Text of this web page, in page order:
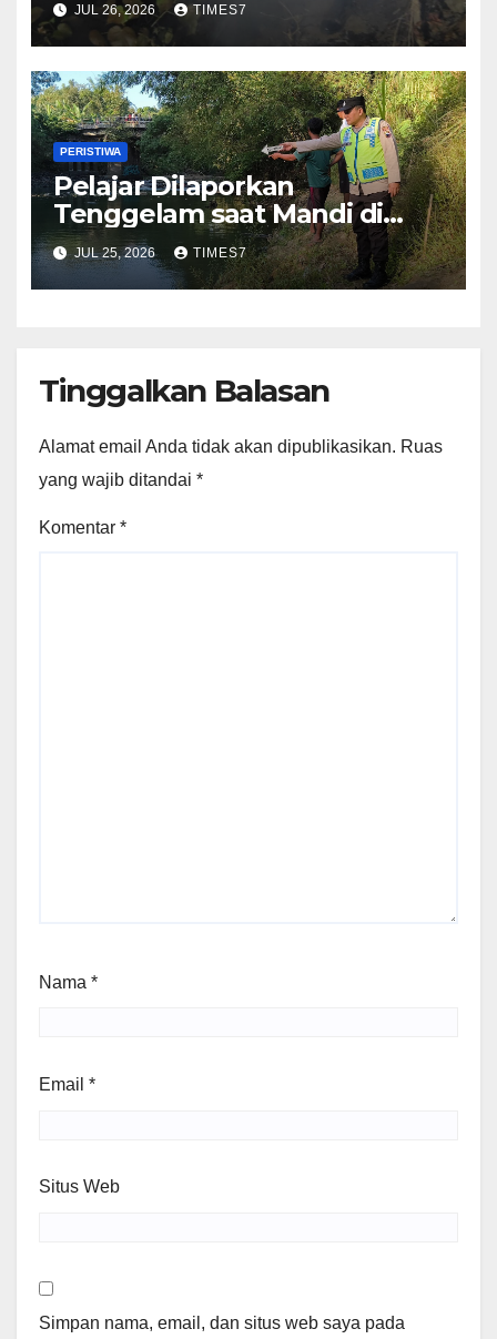
Masih Diselidiki
JUL 26, 2026 TIMES7
PERISTIWA
Pelajar Dilaporkan
Tenggelam saat Mandi di
Sungai Kedungbener
Kebumen
JUL 25, 2026 TIMES7
Tinggalkan Balasan
Alamat email Anda tidak akan dipublikasikan. Ruas
yang wajib ditandai *
Komentar *
Nama *
Email *
Situs Web
Simpan nama, email, dan situs web saya pada